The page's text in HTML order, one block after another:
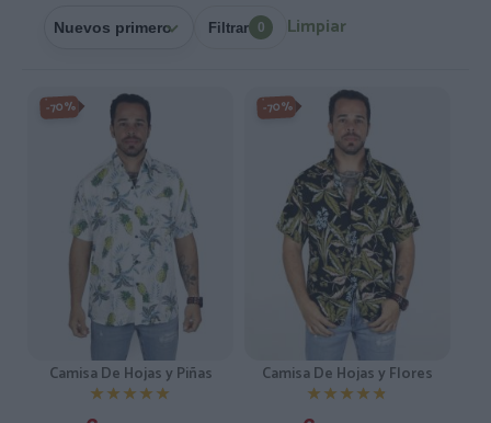
Filtrar 0 Limpiar
-70%
Camisa De Hojas y Piñas
★★★★★
★★★★★
-70%
Camisa De Hojas y Flores
★★★★★
★★★★★